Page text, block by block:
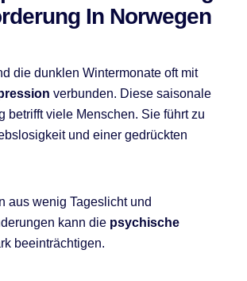
In Norwegen
die dunklen Wintermonate oft mit
verbunden. Diese saisonale
betrifft viele Menschen. Sie führt zu
und einer gedrückten
aus wenig Tageslicht und
kann die psychische
beeinträchtigen.